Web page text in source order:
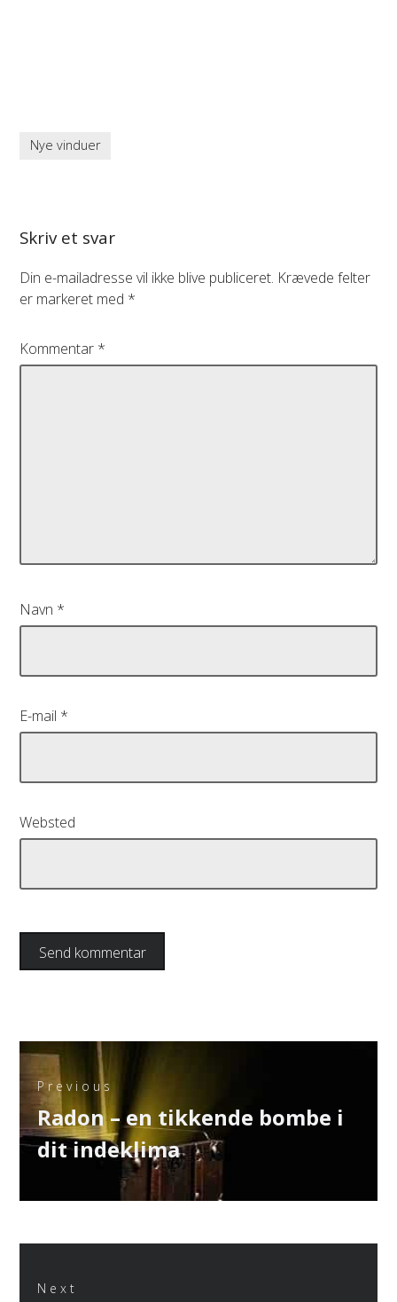
Nye vinduer
Skriv et svar
Din e-mailadresse vil ikke blive publiceret. Krævede felter
er markeret med *
Kommentar *
Navn *
E-mail *
Websted
Indlægsnavigation
Previous
Previous
post:
Radon – en tikkende bombe i
dit indeklima
Next